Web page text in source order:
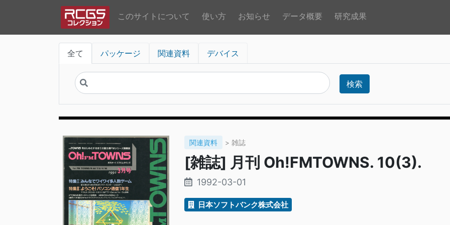
このサイトについて 使い方 お知らせ データ概要 研究成果
全て パッケージ 関連資料 デバイス
検索
関連資料 > 雑誌
[雑誌] 月刊 Oh!FMTOWNS. 10(3).
1992-03-01
日本ソフトバンク株式会社